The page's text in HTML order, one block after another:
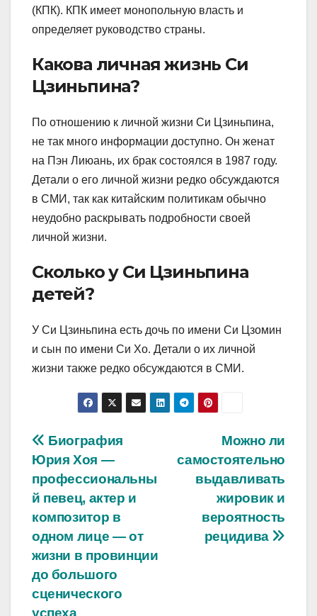
(КПК). КПК имеет монопольную власть и
определяет руководство страны.
Какова личная жизнь Си
Цзиньпина?
По отношению к личной жизни Си Цзиньпина,
не так много информации доступно. Он женат
на Пэн Лиюань, их брак состоялся в 1987 году.
Детали о его личной жизни редко обсуждаются
в СМИ, так как китайским политикам обычно
неудобно раскрывать подробности своей
личной жизни.
Сколько у Си Цзиньпина
детей?
У Си Цзиньпина есть дочь по имени Си Цзомин
и сын по имени Си Хо. Детали о их личной
жизни также редко обсуждаются в СМИ.
Навигация
по
записям
Можно ли
самостоятельно
выдавливать
жировик и
вероятность
рецидива
Биография
Юрия Хоя —
профессиональны
й певец, актер и
композитор в
одном лице — от
жизни в провинции
до большого
сценического